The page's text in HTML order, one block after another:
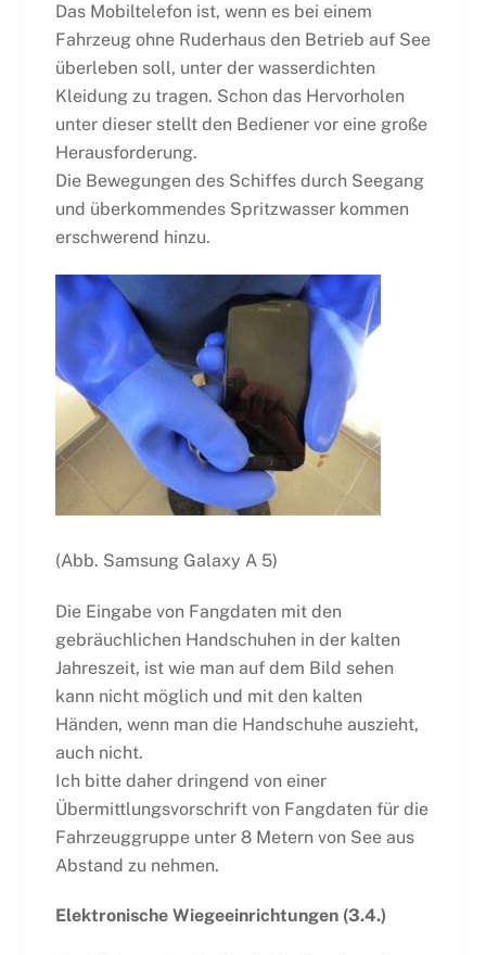
Das Mobiltelefon ist, wenn es bei einem
Fahrzeug ohne Ruderhaus den Betrieb auf See
überleben soll, unter der wasserdichten
Kleidung zu tragen. Schon das Hervorholen
unter dieser stellt den Bediener vor eine große
Herausforderung.
Die Bewegungen des Schiffes durch Seegang
und überkommendes Spritzwasser kommen
erschwerend hinzu.
(Abb. Samsung Galaxy A 5)
Die Eingabe von Fangdaten mit den
gebräuchlichen Handschuhen in der kalten
Jahreszeit, ist wie man auf dem Bild sehen
kann nicht möglich und mit den kalten
Händen, wenn man die Handschuhe auszieht,
auch nicht.
Ich bitte daher dringend von einer
Übermittlungsvorschrift von Fangdaten für die
Fahrzeuggruppe unter 8 Metern von See aus
Abstand zu nehmen.
Elektronische Wiegeeinrichtungen (3.4.)